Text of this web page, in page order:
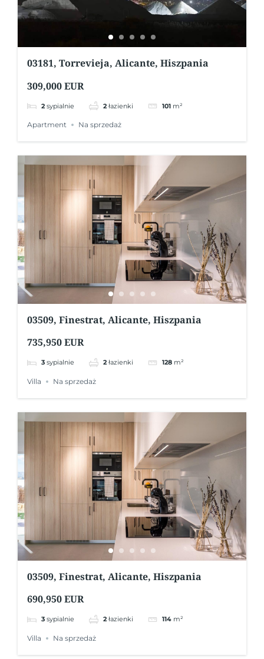
03181, Torrevieja, Alicante, Hiszpania
309,000 EUR
2 sypialnie 2 łazienki 101 m²
Apartment Na sprzedaż
03509, Finestrat, Alicante, Hiszpania
735,950 EUR
3 sypialnie 2 łazienki 128 m²
Villa Na sprzedaż
03509, Finestrat, Alicante, Hiszpania
690,950 EUR
3 sypialnie 2 łazienki 114 m²
Villa Na sprzedaż